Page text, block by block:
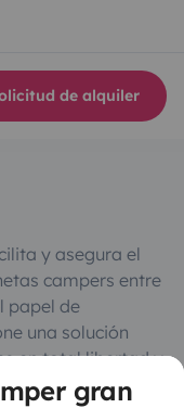
gran
de alquiler
y asegura el
campers entre
papel de
una solución
en total libertad y